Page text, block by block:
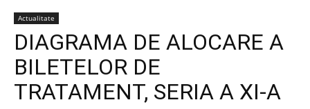
Actualitate
DIAGRAMA DE ALOCARE A
BILETELOR DE
TRATAMENT, SERIA A XI-A